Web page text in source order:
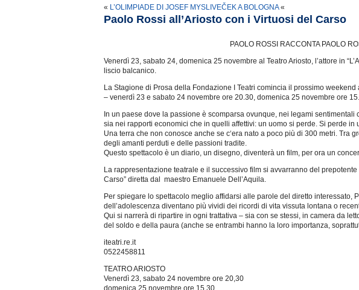
« L’OLIMPIADE DI JOSEF MYSLIVEČEK A BOLOGNA«
Paolo Rossi all’Ariosto con i Virtuosi del Carso
PAOLO ROSSI RACCONTA PAOLO
Venerdì 23, sabato 24, domenica 25 novembre al Teatro Ariosto, l’attore in
liscio balcanico.
La Stagione di Prosa della Fondazione I Teatri comincia il prossimo
– venerdì 23 e sabato 24 novembre ore 20.30, domenica 25 novembre ore
In un paese dove la passione è scomparsa ovunque, nei legami
sia nei rapporti economici che in quelli affettivi: un uomo si perde. Si perde
Una terra che non conosce anche se c‘era nato a poco più di 300 metri. Tra
degli amanti perduti e delle passioni tradite.
Questo spettacolo è un diario, un disegno, diventerà un film, per ora un
La rappresentazione teatrale e il successivo film si avvarranno del
Carso” diretta dal maestro Emanuele Dell’Aquila.
Per spiegare lo spettacolo meglio affidarsi alle parole del diretto interessato,
dell’adolescenza diventano più vividi dei ricordi di vita vissuta lontana o
Qui si narrerà di ripartire in ogni trattativa – sia con se stessi, in camera da
del soldo e della paura (anche se entrambi hanno la loro importanza,
iteatri.re.it
0522458811
TEATRO ARIOSTO
Venerdì 23, sabato 24 novembre ore 20,30